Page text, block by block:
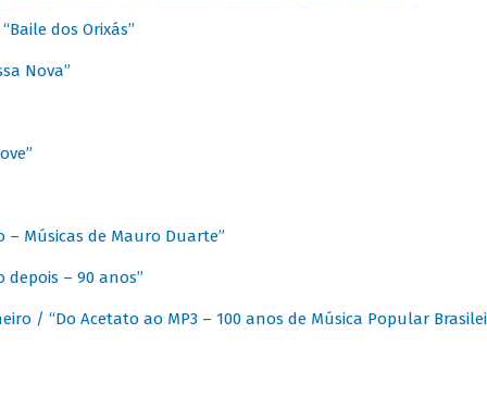
dos Orixás”
Nova”
Músicas de Mauro Duarte”
– 90 anos”
/ “Do Acetato ao MP3 – 100 anos de Música Popular